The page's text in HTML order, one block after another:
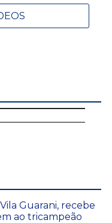
Guarani, recebe
ao tricampeão